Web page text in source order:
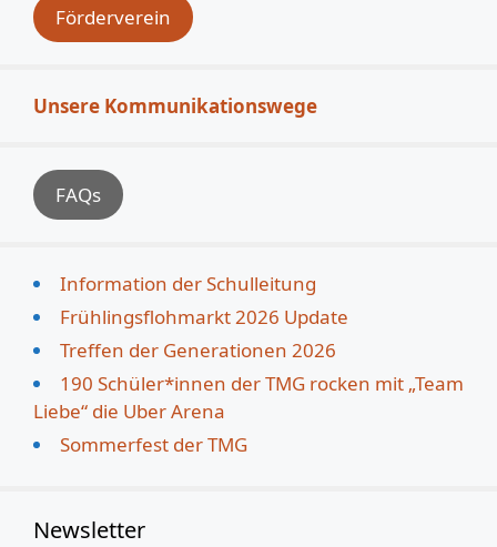
Förderverein
Unsere Kommunikationswege
FAQs
Information der Schulleitung
Frühlingsflohmarkt 2026 Update
Treffen der Generationen 2026
190 Schüler*innen der TMG rocken mit „Team
Liebe“ die Uber Arena
Sommerfest der TMG
Newsletter